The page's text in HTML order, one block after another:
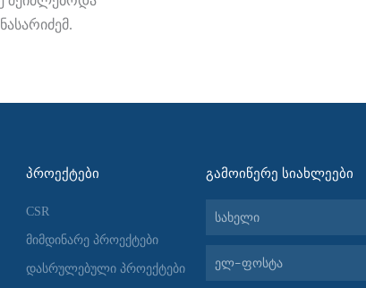
ᲞᲠᲝᲔᲥᲢᲔᲑᲘ
CSR
მიმდინარე პროექტები
დასრულებული პროექტები
ᲒᲐᲛᲝᲘᲬᲔᲠᲔ ᲡᲘᲐᲮᲚᲔᲔᲑᲘ
სახელი